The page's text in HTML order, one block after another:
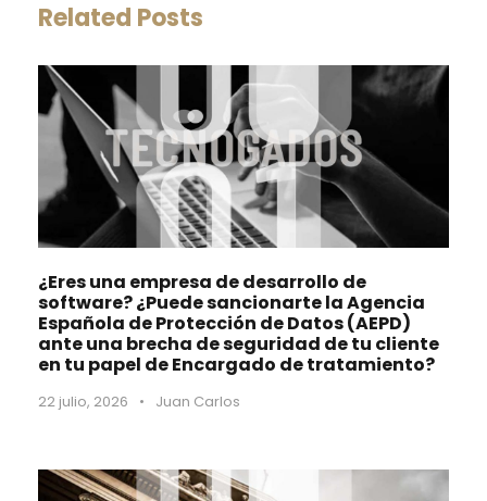
Related Posts
¿Eres una empresa de desarrollo de
software? ¿Puede sancionarte la Agencia
Española de Protección de Datos (AEPD)
ante una brecha de seguridad de tu cliente
en tu papel de Encargado de tratamiento?
22 julio, 2026 • Juan Carlos